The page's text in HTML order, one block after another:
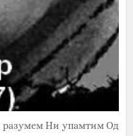
Ни упамтим Од